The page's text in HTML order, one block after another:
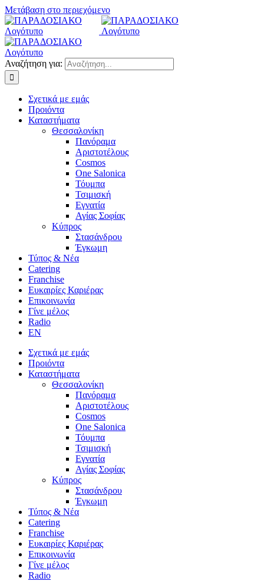
Μετάβαση στο περιεχόμενο
Αναζήτηση για:
Σχετικά με εμάς
Προιόντα
Καταστήματα
Θεσσαλονίκη
Πανόραμα
Αριστοτέλους
Cosmos
One Salonica
Τόυμπα
Τσιμισκή
Εγνατία
Αγίας Σοφίας
Κύπρος
Στασάνδρου
Έγκωμη
Τύπος & Νέα
Catering
Franchise
Ευκαιρίες Καριέρας
Επικοινωνία
Γίνε μέλος
Radio
Σχετικά με εμάς
Προιόντα
Καταστήματα
Θεσσαλονίκη
Πανόραμα
Αριστοτέλους
Cosmos
One Salonica
Τόυμπα
Τσιμισκή
Εγνατία
Αγίας Σοφίας
Κύπρος
Στασάνδρου
Έγκωμη
Τύπος & Νέα
Catering
Franchise
Ευκαιρίες Καριέρας
Επικοινωνία
Γίνε μέλος
Radio